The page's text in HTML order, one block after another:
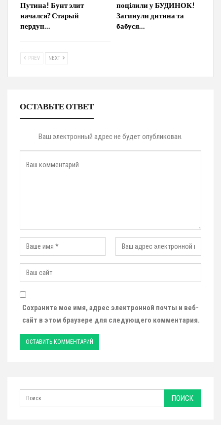
Путина! Бунт элит
начался? Старый
пердун…
поцілили у БУДИНОК!
Загинули дитина та
бабуся…
PREV NEXT
ОСТАВЬТЕ ОТВЕТ
Ваш электронный адрес не будет опубликован.
Сохраните мое имя, адрес электронной почты и веб-
сайт в этом браузере для следующего комментария.